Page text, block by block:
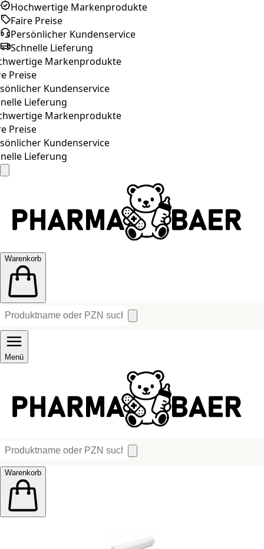
Hochwertige Markenprodukte
Faire Preise
Persönlicher Kundenservice
Schnelle Lieferung
Markenprodukte
Preise
Kundenservice
Lieferung
Markenprodukte
Preise
Kundenservice
Lieferung
Warenkorb
Menü
Warenkorb